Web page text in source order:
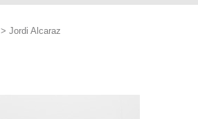
> Jordi Alcaraz